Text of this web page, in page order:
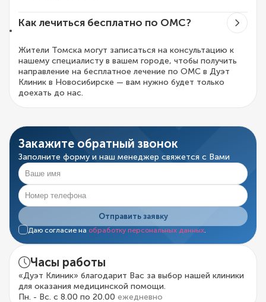
Как лечиться бесплатно по ОМС?
Жители Томска могут записаться на консультацию к
нашему специалисту в вашем городе, чтобы получить
направление на бесплатное лечение по ОМС в Дуэт
Клиник в Новосибирске — вам нужно будет только
доехать до нас.
Закажите обратный звонок
Заполните форму и наш менеджер свяжется с Вами
Отправить заявку
Даю согласие на обработку персональных данных.
Часы работы
«Дуэт Клиник» благодарит Вас за выбор нашей клиники
для оказания медицинской помощи.
Пн. - Вс. с 8.00 по 20.00 ежедневно